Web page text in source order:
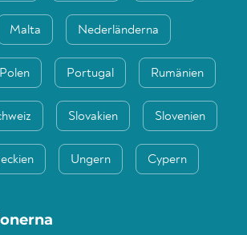
Malta Nederländerna
Polen Portugal Rumänien
Slovakien Slovenien
Ungern Cypern